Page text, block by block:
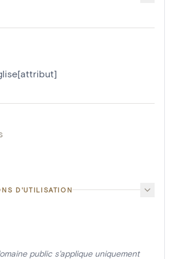
D'UTILISATION
public s'applique uniquement